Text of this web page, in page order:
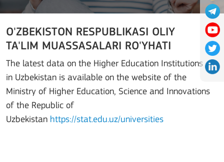
O'ZBEKISTON RESPUBLIKASI OLIY
TA'LIM MUASSASALARI RO'YHATI
The latest data on the Higher Education Institutions
in Uzbekistan is available on the website of the
Ministry of Higher Education, Science and Innovations
of the Republic of
Uzbekistan https://stat.edu.uz/universities